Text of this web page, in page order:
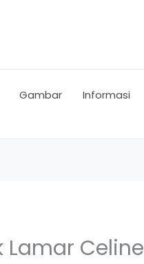
Gambar
Informasi
Lamar Celine